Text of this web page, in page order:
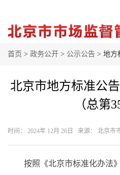
首页 > 政务公开 > 公示公告 > 地方
北京市地方标准公
（总第
时间： 2024年 12月 26日 来源： 北京市
按照《北京市标准化办法》